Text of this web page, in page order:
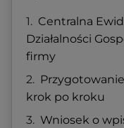
Centralna
Działalności
firmy
krok po kroku
Wniosek o